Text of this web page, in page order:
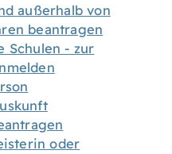
außerhalb von
beantragen
Schulen - zur
oder